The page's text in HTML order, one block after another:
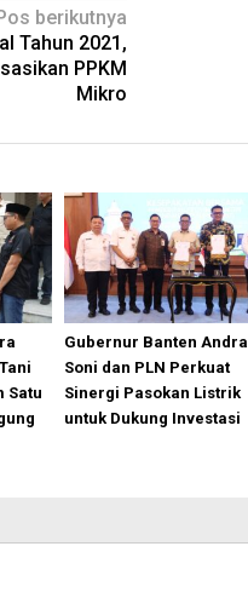
berikutnya
Tahun 2021,
PPKM
Mikro
Satu
Gubernur Banten Andra
Soni dan PLN Perkuat
Sinergi Pasokan Listrik
untuk Dukung Investasi